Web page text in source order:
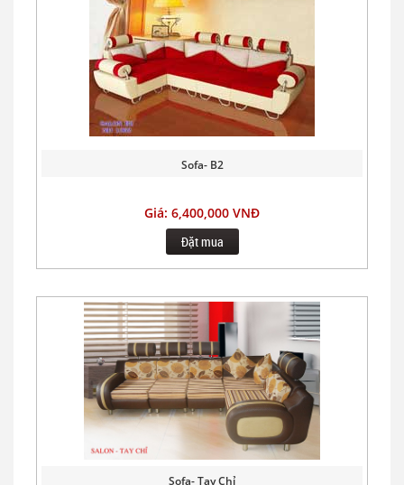
Sofa- B2
Giá: 6,400,000 VNĐ
Đặt mua
Sofa- Tay Chỉ